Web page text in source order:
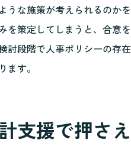
うな施策が考えられるのかを
を策定してしまうと、合意を
討段階で人事ポリシーの存在
ます。
支援で押さえ